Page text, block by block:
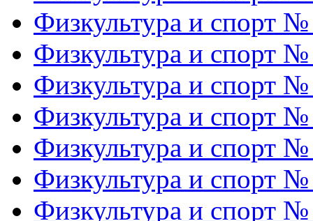
Физкультура и спорт
Физкультура и спорт
Физкультура и спорт
Физкультура и спорт
Физкультура и спорт
Физкультура и спорт
Физкультура и спорт